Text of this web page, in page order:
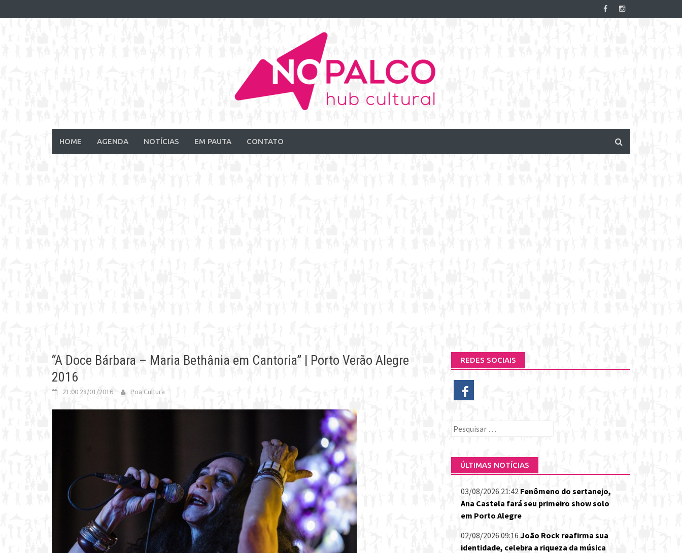
to
HOME AGENDA NOTÍCIAS EM PAUTA CONTATO
“A Doce Bárbara – Maria Bethânia em Cantoria” | Porto Verão Alegre
2016
21:00 28/01/2016 Poa Cultura
REDES SOCIAIS
Pesquisar
ÚLTIMAS NOTÍCIAS
03/08/2026 21:42 Fenômeno do sertanejo,
Ana Castela fará seu primeiro show solo
em Porto Alegre
02/08/2026 09:16 João Rock reafirma sua
identidade, celebra a riqueza da música